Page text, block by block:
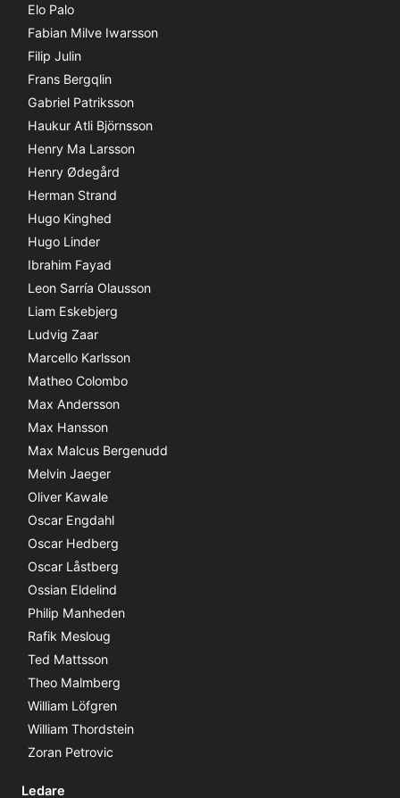
Elo Palo
Fabian Milve Iwarsson
Filip Julin
Frans Bergqlin
Gabriel Patriksson
Haukur Atli Björnsson
Henry Ma Larsson
Henry Ødegård
Herman Strand
Hugo Kinghed
Hugo Linder
Ibrahim Fayad
Leon Sarría Olausson
Liam Eskebjerg
Ludvig Zaar
Marcello Karlsson
Matheo Colombo
Max Andersson
Max Hansson
Max Malcus Bergenudd
Melvin Jaeger
Oliver Kawale
Oscar Engdahl
Oscar Hedberg
Oscar Låstberg
Ossian Eldelind
Philip Manheden
Rafik Mesloug
Ted Mattsson
Theo Malmberg
William Löfgren
William Thordstein
Zoran Petrovic
Ledare